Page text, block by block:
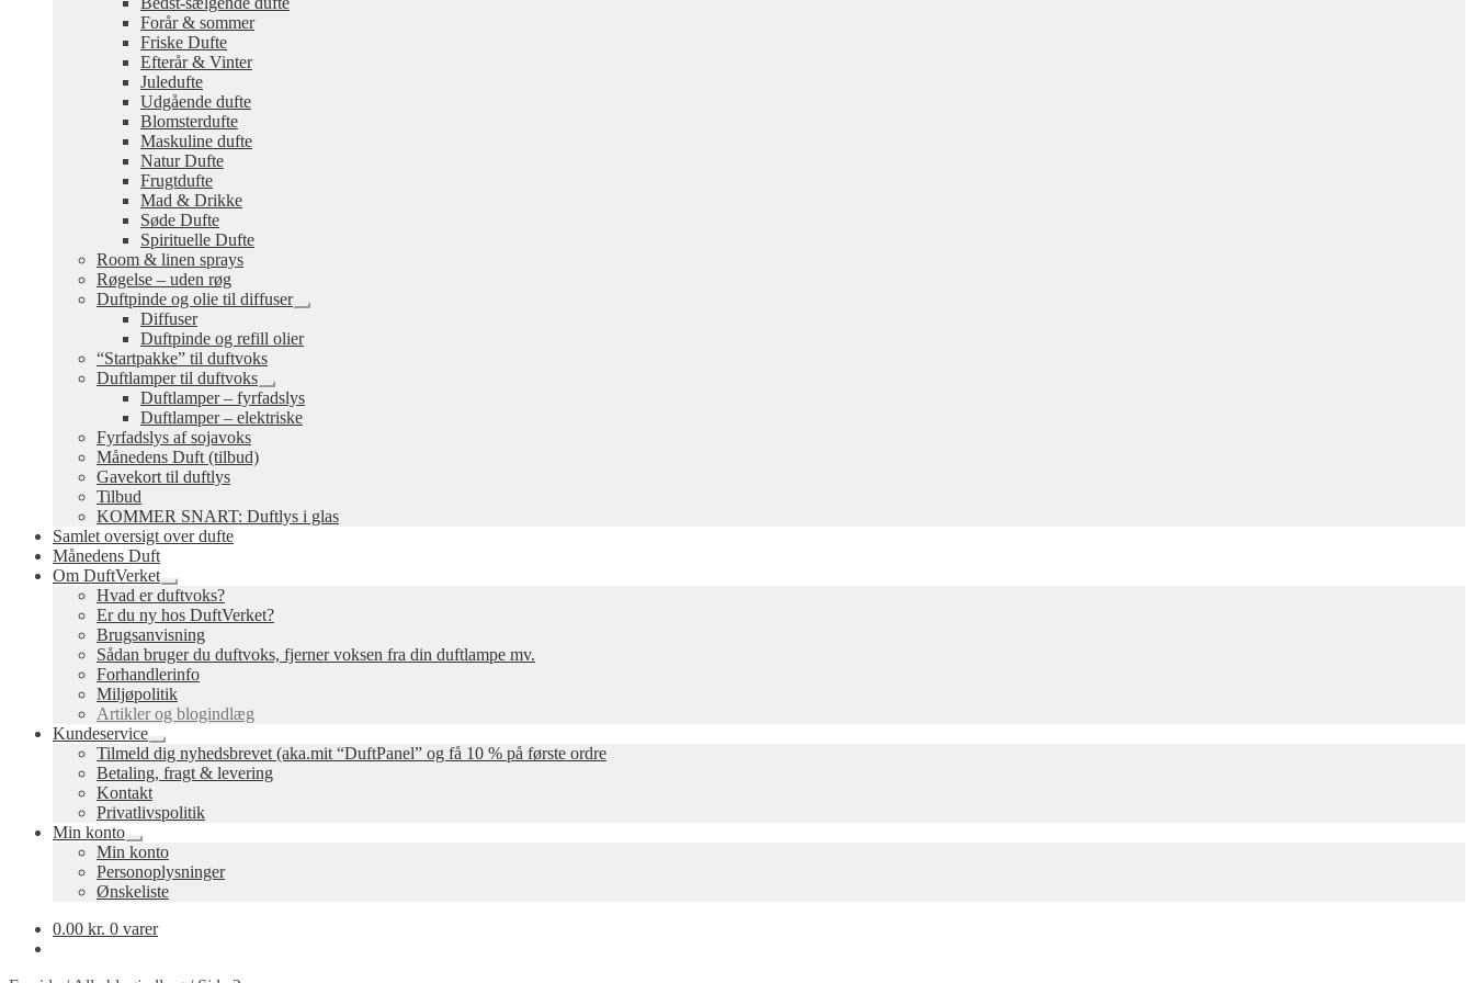
undermenu
Forår & sommer
Friske Dufte
Efterår & Vinter
Juledufte
Udgående dufte
Blomsterdufte
Maskuline dufte
Natur Dufte
Frugtdufte
Mad & Drikke
Søde Dufte
Spirituelle Dufte
Room & linen sprays
Røgelse – uden røg
Duftpinde og olie til diffuser
Udfold
Diffuser
Duftpinde og refill olier
“Startpakke” til duftvoks
Duftlamper til duftvoks
Udfold
undermenu
Duftlamper – fyrfadslys
Duftlamper – elektriske
Fyrfadslys af sojavoks
Månedens Duft (tilbud)
Gavekort til duftlys
Tilbud
KOMMER SNART: Duftlys i glas
Samlet oversigt over dufte
Månedens Duft
Om DuftVerket
Udfold
undermenu
Hvad er duftvoks?
Er du ny hos DuftVerket?
Brugsanvisning
Sådan bruger du duftvoks, fjerner voksen fra din duftlampe mv.
Forhandlerinfo
Miljøpolitik
Artikler og blogindlæg
Kundeservice
Udfold
undermenu
Tilmeld dig nyhedsbrevet (aka.mit “DuftPanel” og få 10 % på første ordre
Betaling, fragt & levering
Kontakt
Privatlivspolitik
Min konto
Udfold
undermenu
Min konto
Personoplysninger
Ønskeliste
0.00 kr. 0 varer